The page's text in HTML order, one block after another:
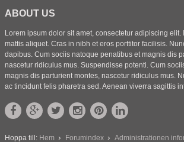
ABOUT US
Lorem ipsum dolor sit amet, consectetur adipiscing elit.
mattis aliquet. Cras in nibh et eros porttitor facilisis.
dapibus. Cum sociis natoque penatibus et magnis dis
nascetur ridiculus mus. Suspendisse potenti. Cum
magnis dis parturient montes, nascetur ridiculus mus.
ac tincidunt felis pharetra sed. Aenean viverra sagittis
Hoppa till: Hem Forumindex Administrationen